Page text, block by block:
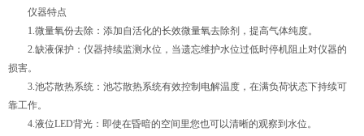
仪器特点
1.微量氧份去除：添加自活化的长效微量氧去除剂，提高气体纯度。
2.缺液保护：仪器持续监测水位，当遗忘维护水位过低时停机阻止对仪器的
损害。
3.池芯散热系统：池芯散热系统有效控制电解温度，在满负荷状态下持续可
靠工作。
4.液位LED背光：即使在昏暗的空间里您也可以清晰的观察到水位。